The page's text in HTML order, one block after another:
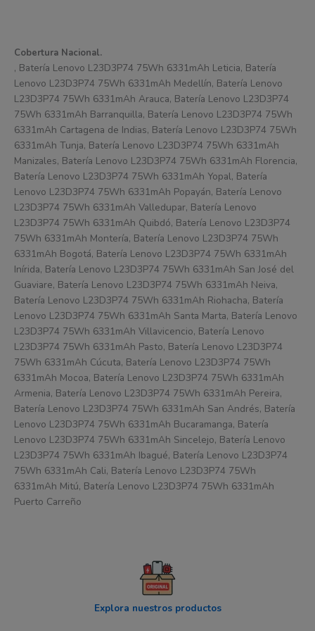
Cobertura Nacional.
, Batería Lenovo L23D3P74 75Wh 6331mAh Leticia, Batería
Lenovo L23D3P74 75Wh 6331mAh Medellín, Batería Lenovo
L23D3P74 75Wh 6331mAh Arauca, Batería Lenovo L23D3P74
75Wh 6331mAh Barranquilla, Batería Lenovo L23D3P74 75Wh
6331mAh Cartagena de Indias, Batería Lenovo L23D3P74 75Wh
6331mAh Tunja, Batería Lenovo L23D3P74 75Wh 6331mAh
Manizales, Batería Lenovo L23D3P74 75Wh 6331mAh Florencia,
Batería Lenovo L23D3P74 75Wh 6331mAh Yopal, Batería
Lenovo L23D3P74 75Wh 6331mAh Popayán, Batería Lenovo
L23D3P74 75Wh 6331mAh Valledupar, Batería Lenovo
L23D3P74 75Wh 6331mAh Quibdó, Batería Lenovo L23D3P74
75Wh 6331mAh Montería, Batería Lenovo L23D3P74 75Wh
6331mAh Bogotá, Batería Lenovo L23D3P74 75Wh 6331mAh
Inírida, Batería Lenovo L23D3P74 75Wh 6331mAh San José del
Guaviare, Batería Lenovo L23D3P74 75Wh 6331mAh Neiva,
Batería Lenovo L23D3P74 75Wh 6331mAh Riohacha, Batería
Lenovo L23D3P74 75Wh 6331mAh Santa Marta, Batería Lenovo
L23D3P74 75Wh 6331mAh Villavicencio, Batería Lenovo
L23D3P74 75Wh 6331mAh Pasto, Batería Lenovo L23D3P74
75Wh 6331mAh Cúcuta, Batería Lenovo L23D3P74 75Wh
6331mAh Mocoa, Batería Lenovo L23D3P74 75Wh 6331mAh
Armenia, Batería Lenovo L23D3P74 75Wh 6331mAh Pereira,
Batería Lenovo L23D3P74 75Wh 6331mAh San Andrés, Batería
Lenovo L23D3P74 75Wh 6331mAh Bucaramanga, Batería
Lenovo L23D3P74 75Wh 6331mAh Sincelejo, Batería Lenovo
L23D3P74 75Wh 6331mAh Ibagué, Batería Lenovo L23D3P74
75Wh 6331mAh Cali, Batería Lenovo L23D3P74 75Wh
6331mAh Mitú, Batería Lenovo L23D3P74 75Wh 6331mAh
Puerto Carreño
Explora nuestros productos